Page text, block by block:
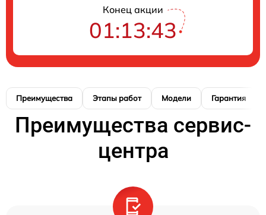
Конец акции
01:13:42
Преимущества Этапы работ Модели Гарантия
Преимущества сервис-
центра